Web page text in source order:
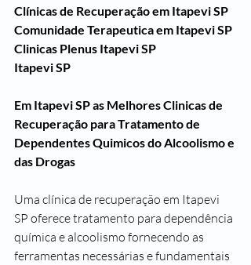
Clínicas de Recuperação em Itapevi SP
Comunidade Terapeutica em Itapevi SP
Clinicas Plenus Itapevi SP
Itapevi SP
Em Itapevi SP as Melhores Clinicas de
Recuperação para Tratamento de
Dependentes Quimicos do Alcoolismo e
das Drogas
Uma clínica de recuperação em Itapevi
SP oferece tratamento para dependência
química e alcoolismo fornecendo as
ferramentas necessárias e fundamentais